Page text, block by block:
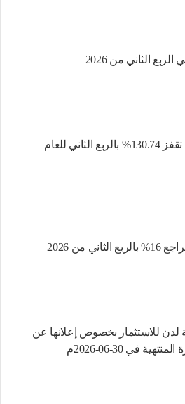
أرباح "الوسائل الصناعية" تقفز 130.74% بالربع الثاني للعام
من 2026
للاستثمار بخصوص إعلانها عن
في 30-06-2026م